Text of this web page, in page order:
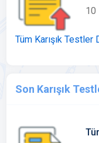
10
Tüm Karışık Testler
Son Karışık